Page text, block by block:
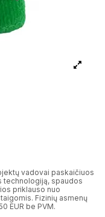
vadovai paskaičiuos
technologiją, spaudos
priklauso nuo
Fizinių asmenų
EUR be PVM.